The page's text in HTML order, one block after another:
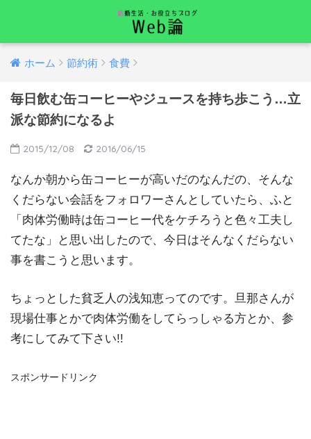
ホーム 節約術 食費
毎日飲む缶コーヒーやジュースを持ち歩こう…立
派な節約になるよ
2015/12/08 2016/06/15
なんか朝から缶コーヒーが高いだのなんだの、そんな
くだらない会話をフォロワーさんとしていたら、ふと
「肉体労働時は缶コーヒー代をケチろうと色々工夫し
てたな」と思い出したので、今日はそんなくだらない
事を書こうと思います。
ちょっとした貧乏人の浅知恵ってのです。旦那さんが
現場仕事とかで肉体労働をしてらっしゃる方とか、参
考にしてみて下さい!!
スポンサードリンク